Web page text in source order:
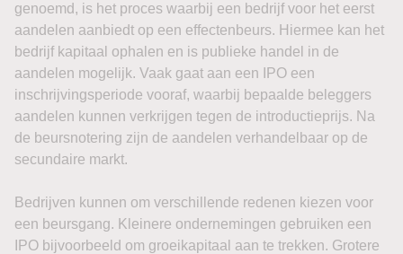
genoemd, is het proces waarbij een bedrijf voor het eerst
aandelen aanbiedt op een effectenbeurs. Hiermee kan het
bedrijf kapitaal ophalen en is publieke handel in de
aandelen mogelijk. Vaak gaat aan een IPO een
inschrijvingsperiode vooraf, waarbij bepaalde beleggers
aandelen kunnen verkrijgen tegen de introductieprijs. Na
de beursnotering zijn de aandelen verhandelbaar op de
secundaire markt.
Bedrijven kunnen om verschillende redenen kiezen voor
een beursgang. Kleinere ondernemingen gebruiken een
IPO bijvoorbeeld om groeikapitaal aan te trekken. Grotere